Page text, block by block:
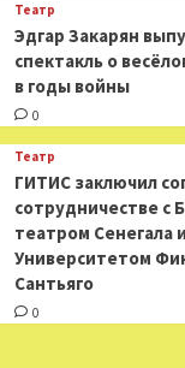
Театр
Эдгар Закарян
спектакль о
в годы войны
0
Театр
ГИТИС заключил
сотрудничестве с
театром Сенегала и
Университетом
Сантьяго
0